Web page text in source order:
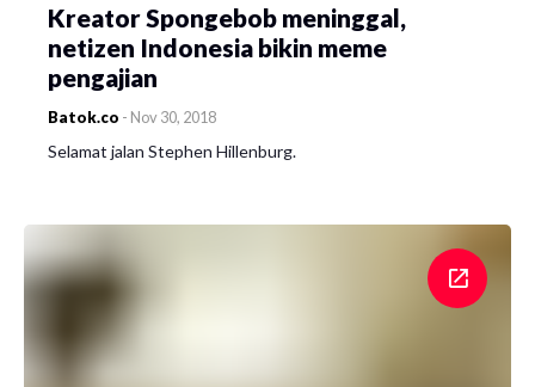
Kreator Spongebob meninggal,
netizen Indonesia bikin meme
pengajian
Batok.co - Nov 30, 2018
Selamat jalan Stephen Hillenburg.